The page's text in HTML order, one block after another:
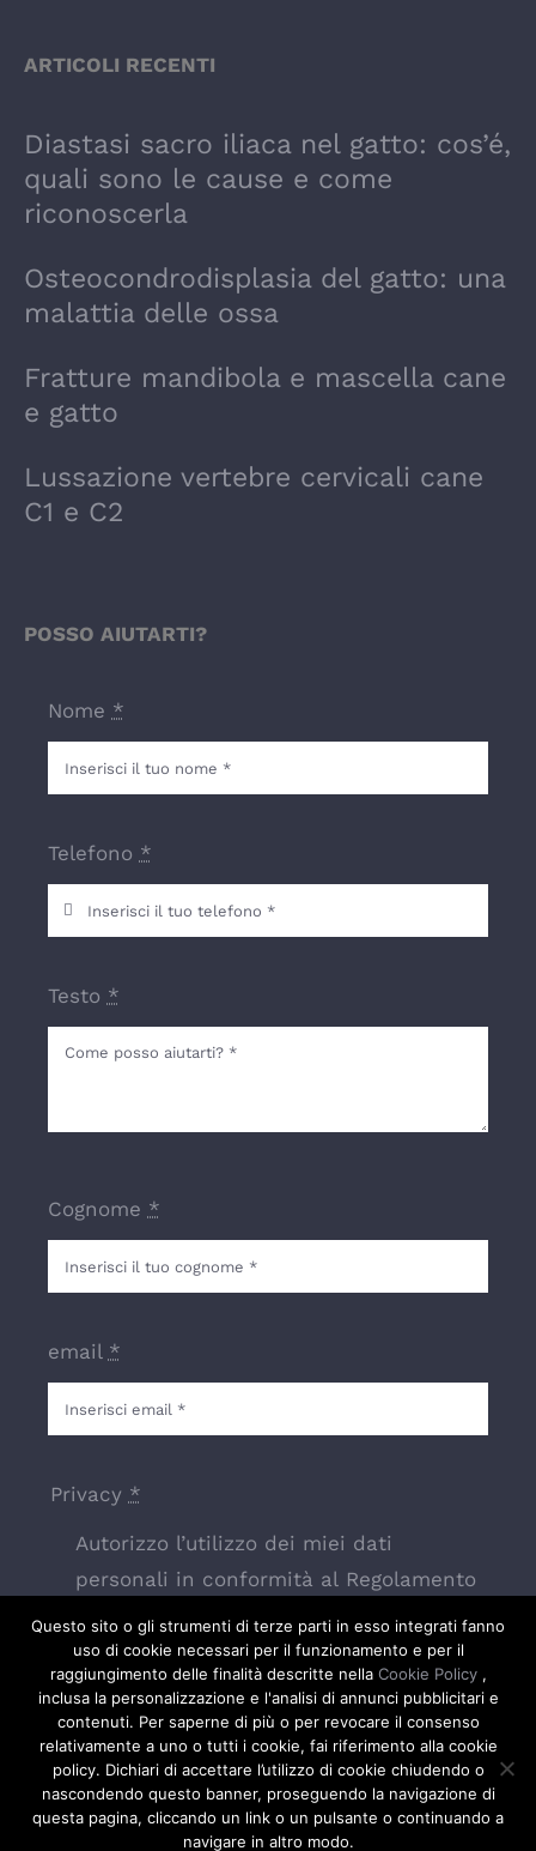
ARTICOLI RECENTI
Diastasi sacro iliaca nel gatto: cos’é,
quali sono le cause e come
riconoscerla
Osteocondrodisplasia del gatto: una
malattia delle ossa
Fratture mandibola e mascella cane
e gatto
Lussazione vertebre cervicali cane
C1 e C2
POSSO AIUTARTI?
Nome *
Telefono *
Testo *
Cognome *
email *
Privacy *
Autorizzo l’utilizzo dei miei dati
personali in conformità al Regolamento
Europeo 679/2016
INVIA RICHIESTA
Questo sito o gli strumenti di terze parti in esso integrati fanno
uso di cookie necessari per il funzionamento e per il
raggiungimento delle finalità descritte nella Cookie Policy ,
inclusa la personalizzazione e l'analisi di annunci pubblicitari e
contenuti. Per saperne di più o per revocare il consenso
relativamente a uno o tutti i cookie, fai riferimento alla cookie
policy. Dichiari di accettare l’utilizzo di cookie chiudendo o
nascondendo questo banner, proseguendo la navigazione di
questa pagina, cliccando un link o un pulsante o continuando a
navigare in altro modo.